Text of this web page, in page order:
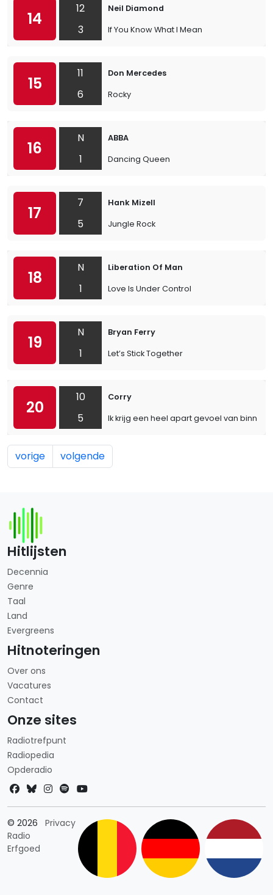
14
12
3
Neil Diamond
If You Know What I Mean
15
11
6
Don Mercedes
Rocky
16
N
1
ABBA
Dancing Queen
17
7
5
Hank Mizell
Jungle Rock
18
N
1
Liberation Of Man
Love Is Under Control
19
N
1
Bryan Ferry
Let’s Stick Together
20
10
5
Corry
Ik krijg een heel apart gevoel van binnen
vorige volgende
Hitlijsten
Decennia
Genre
Taal
Land
Evergreens
Hitnoteringen
Over ons
Vacatures
Contact
Onze sites
Radiotrefpunt
Radiopedia
Opderadio
© 2026
Radio
Erfgoed
PrivacyLandkeuze